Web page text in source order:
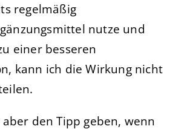
regelmäßig
nutze und
einer besseren
kann ich die Wirkung nicht
den Tipp geben, wenn